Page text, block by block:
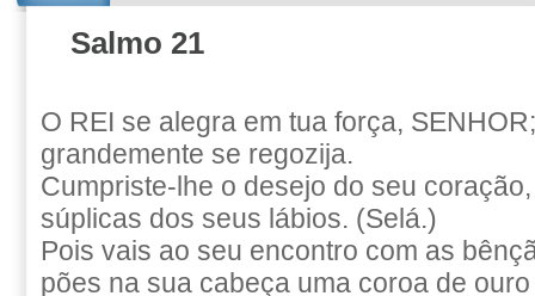
Salmo 21
O REI se alegra em tua força,
grandemente se regozija.
Cumpriste-lhe o desejo do seu
súplicas dos seus lábios. (Selá.)
Pois vais ao seu encontro com as
pões na sua cabeça uma coroa de